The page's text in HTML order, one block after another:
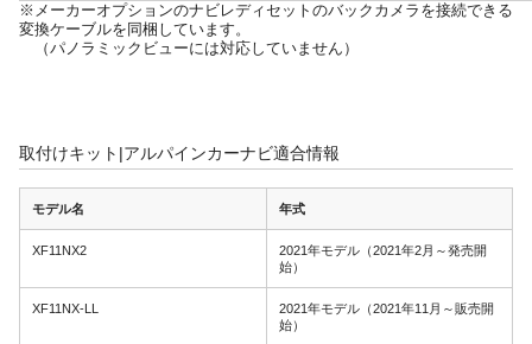
※メーカーオプションのナビレディセットのバックカメラを接続できる
変換ケーブルを同梱しています。
（パノラミックビューには対応していません）
取付けキット|アルパインカーナビ適合情報
モデル名 年式
XF11NX2
2021年モデル（2021年2月～発売開
始）
XF11NX-LL
2021年モデル（2021年11月～販売開
始）